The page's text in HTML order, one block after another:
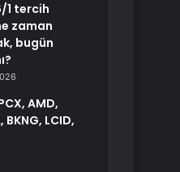
1 tercih
zaman
bugün
AMD,
BKNG, LCID,